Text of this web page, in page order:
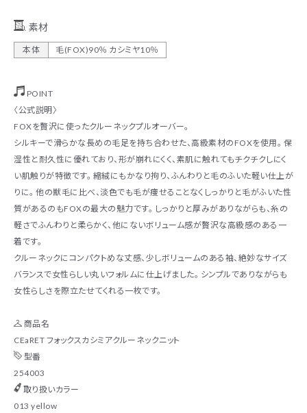
素材
本体 毛(FOX)90％ カシミヤ10％
POINT
〈公式説明〉
FOXを贅沢に使ったクルーネックプルオーバー。
シルキーで滑らかな長めの毛足を持ち合わせた、高級素材のFOXを使用。 保
湿性と耐久性に優れており、形が崩れにくく、素肌に触れてもチクチクしにく
い肌触りが特徴です。 縮絨にもかなり拘り、ふんわりと毛のふいた軽い仕上が
りに。 他の獣毛に比べ、淡色でも毛が痩せることなくしっかりと毛がふいた性
質があるのもFOXの最大の魅力です。 しっかりと厚みがありながらも、糸の
軽さでふんわりと柔らかく、他にないボリューム感が贅沢な高級感のある一
着です。
クルーネックにコンパクトめな丈感、少しボリュームのある袖、絶妙なサイズ
バランスで⼥性らしい丸いフォルムに仕上げました。 シンプルでありながらも
⼥性らしさを際⽴たせてくれる一枚です。
商品名
CEaRET フォックスカシミアクルーネックニット
型番
254003
取り扱いカラー
013 yellow